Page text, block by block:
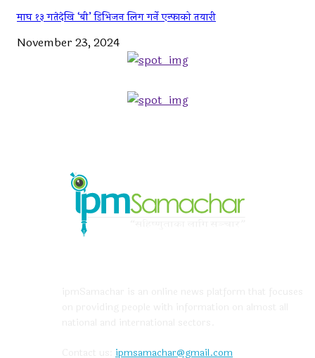
माघ १३ गतेदेखि ‘बी’ डिभिजन लिग गर्ने एन्फाको तयारी
November 23, 2024
ipmsamachar@gmail.com